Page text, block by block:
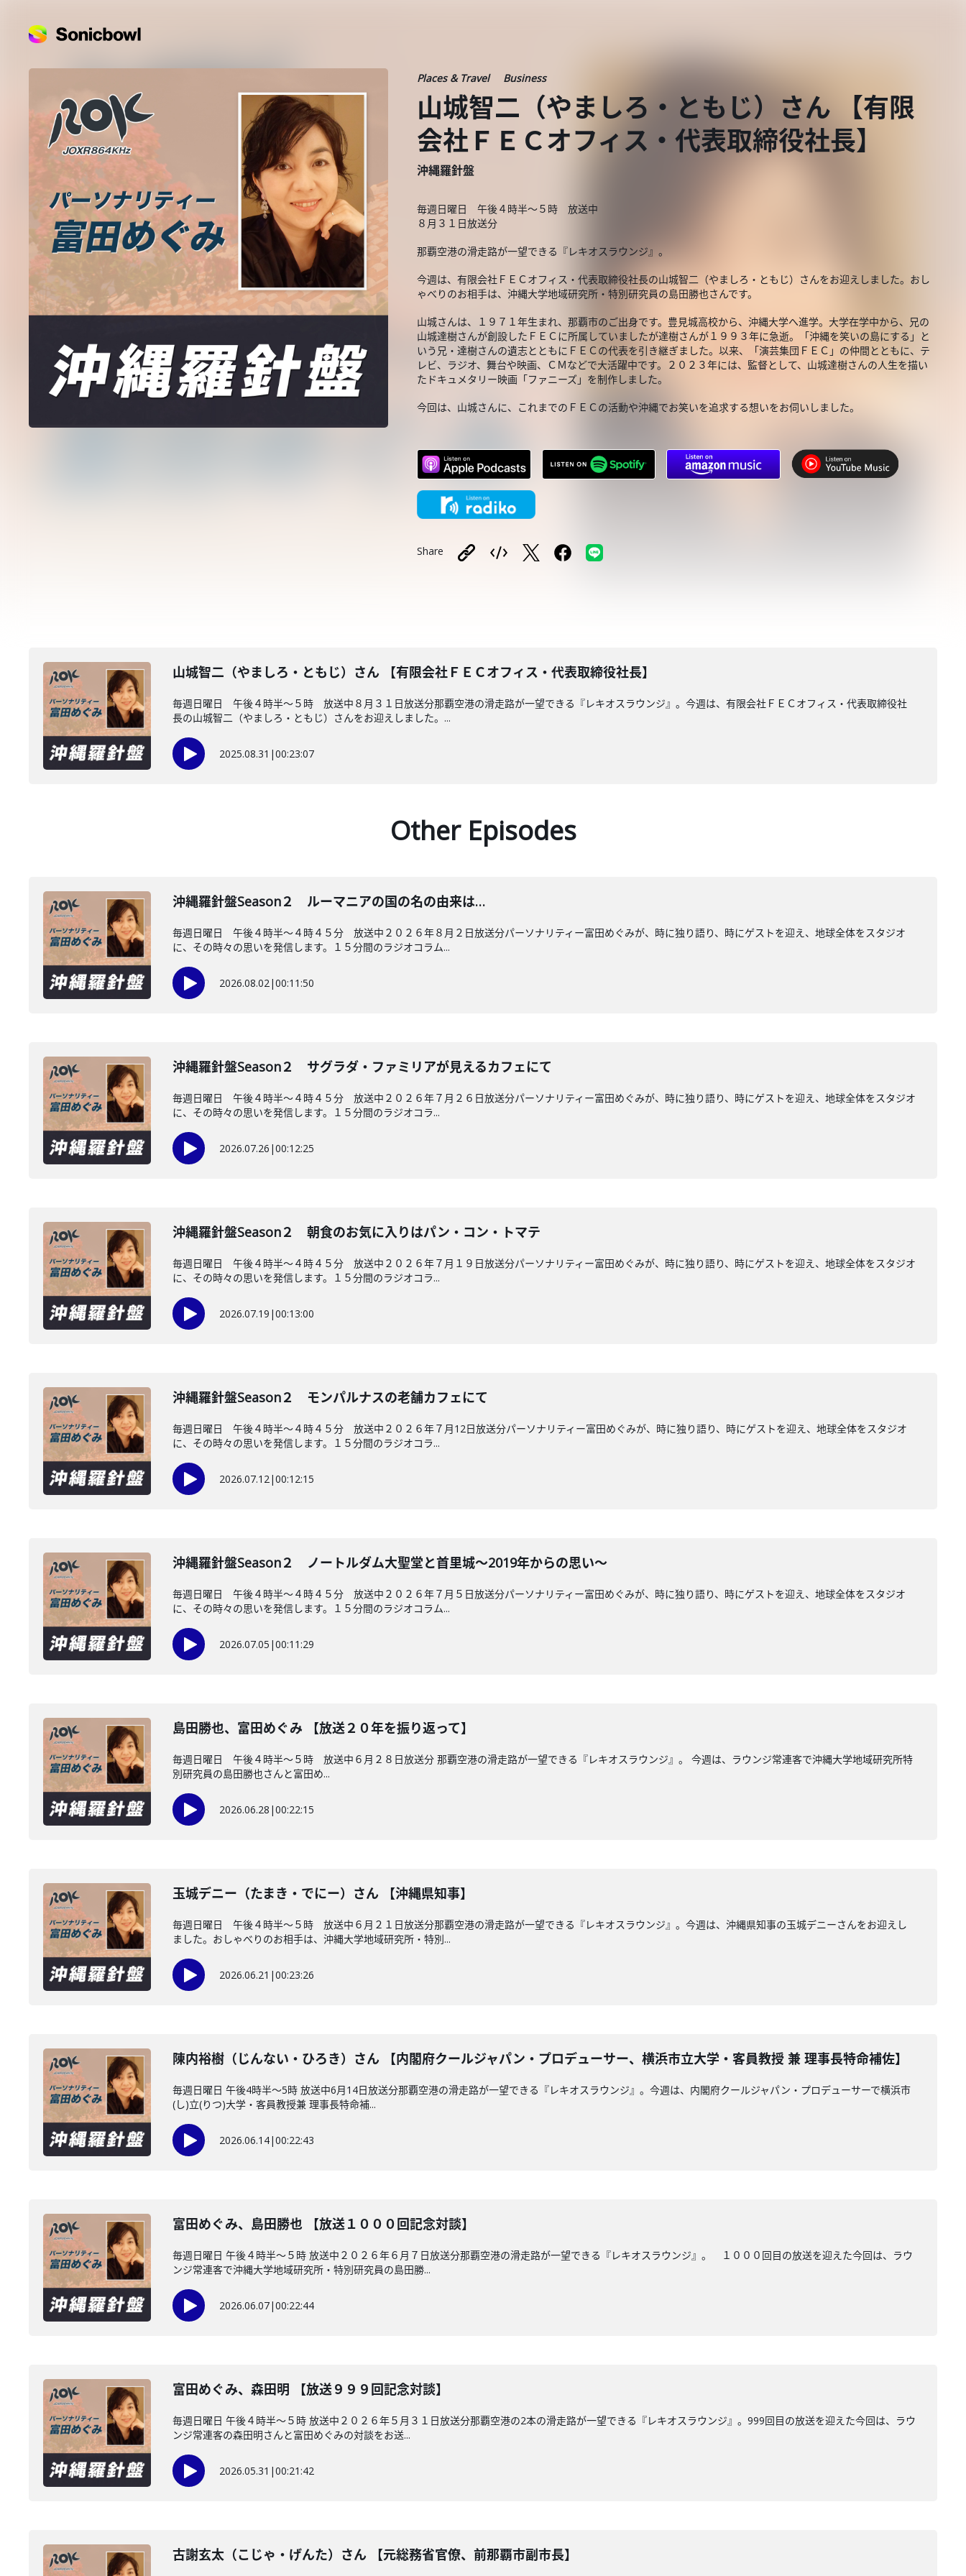
Places & Travel Business
山城智二（やましろ・ともじ）さん 【有限
会社ＦＥＣオフィス・代表取締役社長】
沖縄羅針盤
毎週日曜日 午後４時半～５時 放送中
８月３１日放送分
那覇空港の滑走路が一望できる『レキオスラウンジ』。
今週は、有限会社ＦＥＣオフィス・代表取締役社長の山城智二（やましろ・ともじ）さんをお迎えしました。おし
ゃべりのお相手は、沖縄大学地域研究所・特別研究員の島田勝也さんです。
山城さんは、１９７１年生まれ、那覇市のご出身です。豊見城高校から、沖縄大学へ進学。大学在学中から、兄の
山城達樹さんが創設したＦＥＣに所属していましたが達樹さんが１９９３年に急逝。「沖縄を笑いの島にする」と
いう兄・達樹さんの遺志とともにＦＥＣの代表を引き継ぎました。以来、「演芸集団ＦＥＣ」の仲間とともに、テ
レビ、ラジオ、舞台や映画、ＣＭなどで大活躍中です。２０２３年には、監督として、山城達樹さんの人生を描い
たドキュメタリー映画「ファニーズ」を制作しました。
今回は、山城さんに、これまでのＦＥＣの活動や沖縄でお笑いを追求する想いをお伺いしました。
Share
山城智二（やましろ・ともじ）さん 【有限会社ＦＥＣオフィス・代表取締役社長】
毎週日曜日 午後４時半～５時 放送中８月３１日放送分那覇空港の滑走路が一望できる『レキオスラウンジ』。今週は、有限会社ＦＥＣオフィス・代表取締役社
長の山城智二（やましろ・ともじ）さんをお迎えしました。...
2025.08.31 |00:23:07
Other Episodes
沖縄羅針盤Season２ ルーマニアの国の名の由来は…
毎週日曜日 午後４時半～４時４５分 放送中２０２６年８月２日放送分パーソナリティー富田めぐみが、時に独り語り、時にゲストを迎え、地球全体をスタジオ
に、その時々の思いを発信します。１５分間のラジオコラム...
2026.08.02|00:11:50
沖縄羅針盤Season２ サグラダ・ファミリアが見えるカフェにて
毎週日曜日 午後４時半～４時４５分 放送中２０２６年７月２６日放送分パーソナリティー富田めぐみが、時に独り語り、時にゲストを迎え、地球全体をスタジオ
に、その時々の思いを発信します。１５分間のラジオコラ...
2026.07.26 |00:12:25
沖縄羅針盤Season２ 朝食のお気に入りはパン・コン・トマテ
毎週日曜日 午後４時半～４時４５分 放送中２０２６年７月１９日放送分パーソナリティー富田めぐみが、時に独り語り、時にゲストを迎え、地球全体をスタジオ
に、その時々の思いを発信します。１５分間のラジオコラ...
2026.07.19 |00:13:00
沖縄羅針盤Season２ モンパルナスの老舗カフェにて
毎週日曜日 午後４時半～４時４５分 放送中２０２６年７月12日放送分パーソナリティー富田めぐみが、時に独り語り、時にゲストを迎え、地球全体をスタジオ
に、その時々の思いを発信します。１５分間のラジオコラ...
2026.07.12|00:12:15
沖縄羅針盤Season２ ノートルダム大聖堂と首里城～2019年からの思い～
毎週日曜日 午後４時半～４時４５分 放送中２０２６年７月５日放送分パーソナリティー富田めぐみが、時に独り語り、時にゲストを迎え、地球全体をスタジオ
に、その時々の思いを発信します。１５分間のラジオコラム...
2026.07.05 |00:11:29
島田勝也、富田めぐみ 【放送２０年を振り返って】
毎週日曜日 午後４時半～５時 放送中６月２８日放送分 那覇空港の滑走路が一望できる『レキオスラウンジ』。 今週は、ラウンジ常連客で沖縄大学地域研究所特
別研究員の島田勝也さんと富田め...
2026.06.28 |00:22:15
玉城デニー（たまき・でにー）さん 【沖縄県知事】
毎週日曜日 午後４時半～５時 放送中６月２１日放送分那覇空港の滑走路が一望できる『レキオスラウンジ』。今週は、沖縄県知事の玉城デニーさんをお迎えし
ました。おしゃべりのお相手は、沖縄大学地域研究所・特別...
2026.06.21 |00:23:26
陳内裕樹（じんない・ひろき）さん 【内閣府クールジャパン・プロデューサー、横浜市立大学・客員教授 兼 理事長特命補佐】
毎週日曜日 午後4時半～5時 放送中6月14日放送分那覇空港の滑走路が一望できる『レキオスラウンジ』。今週は、内閣府クールジャパン・プロデューサーで横浜市
(し)立(りつ)大学・客員教授兼 理事長特命補...
2026.06.14|00:22:43
富田めぐみ、島田勝也 【放送１０００回記念対談】
毎週日曜日 午後４時半～５時 放送中２０２６年６月７日放送分那覇空港の滑走路が一望できる『レキオスラウンジ』。 １０００回目の放送を迎えた今回は、ラウ
ンジ常連客で沖縄大学地域研究所・特別研究員の島田勝...
2026.06.07|00:22:44
富田めぐみ、森田明 【放送９９９回記念対談】
毎週日曜日 午後４時半～５時 放送中２０２６年５月３１日放送分那覇空港の2本の滑走路が一望できる『レキオスラウンジ』。999回目の放送を迎えた今回は、ラウ
ンジ常連客の森田明さんと富田めぐみの対談をお送...
2026.05.31 |00:21:42
古謝玄太（こじゃ・げんた）さん 【元総務省官僚、前那覇市副市長】